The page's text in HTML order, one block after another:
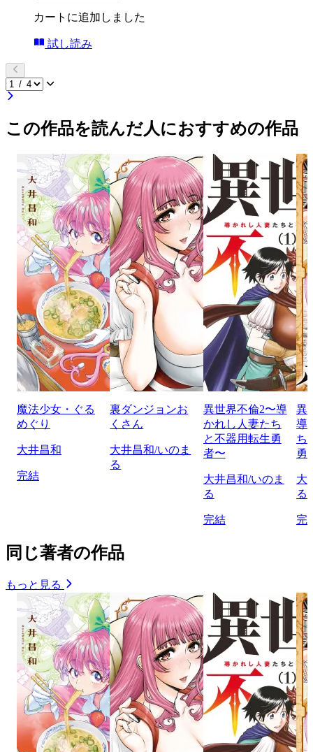
カートに追加しました
試し読み
この作品を読んだ人におすすめの作品
魔法少女・ぐる
めぐり
大井昌和
完結
裏ダンジョンお
くさん
大井昌和/いのま
る
異世界不倫2〜導
かれし人妻たち
と不器用転生勇
者〜
大井昌和/いのま
る
完結
異
導
ち
勇
大
る
完
同じ著者の作品
もっと見る